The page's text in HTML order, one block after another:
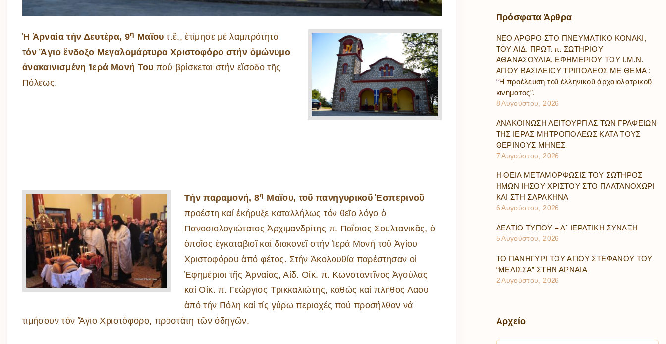
Ἡ Ἀρναία τήν Δευτέρα, 9η Μαΐου τ.ἔ., ἐτίμησε μέ λαμπρότητα
τόν Ἅγιο ἔνδοξο Μεγαλομάρτυρα Χριστοφόρο στήν ὁμώνυμο
ἀνακαινισμένη Ἱερά Μονή Του πού βρίσκεται στήν εἴσοδο τῆς
Πόλεως.
Τήν παραμονή, 8η Μαΐου, τοῦ πανηγυρικοῦ Ἑσπερινοῦ
προέστη καί ἐκήρυξε καταλλήλως τόν θεῖο λόγο ὁ
Πανοσιολογιώτατος Ἀρχιμανδρίτης π. Παΐσιος Σουλτανικᾶς, ὁ
ὁποῖος ἐγκαταβιοῖ καί διακονεῖ στήν Ἱερά Μονή τοῦ Ἁγίου
Χριστοφόρου ἀπό φέτος. Στήν Ἀκολουθία παρέστησαν οἱ
Ἐφημέριοι τῆς Ἀρναίας, Αἰδ. Οἰκ. π. Κωνσταντῖνος Ἀγούλας
καί Οἰκ. π. Γεώργιος Τρικκαλιώτης, καθώς καί πλῆθος Λαοῦ
ἀπό τήν Πόλη καί τίς γύρω περιοχές πού προσήλθαν νά
τιμήσουν τόν Ἅγιο Χριστόφορο, προστάτη τῶν ὀδηγῶν.
Πρόσφατα Άρθρα
ΝΕΟ ΑΡΘΡΟ ΣΤΟ ΠΝΕΥΜΑΤΙΚΟ ΚΟΝΑΚΙ,
ΤΟΥ ΑΙΔ. ΠΡΩΤ. π. ΣΩΤΗΡΙΟΥ
ΑΘΑΝΑΣΟΥΛΙΑ, ΕΦΗΜΕΡΙΟΥ ΤΟΥ Ι.Μ.Ν.
ΑΓΙΟΥ ΒΑΣΙΛΕΙΟΥ ΤΡΙΠΟΛΕΩΣ ΜΕ ΘΕΜΑ :
“Ἡ προέλευση τοῦ ἑλληνικοῦ ἀρχαιολατρικοῦ
κινήματος”.
8 Αυγούστου, 2026
ΑΝΑΚΟΙΝΩΣΗ ΛΕΙΤΟΥΡΓΙΑΣ ΤΩΝ ΓΡΑΦΕΙΩΝ
ΤΗΣ ΙΕΡΑΣ ΜΗΤΡΟΠΟΛΕΩΣ ΚΑΤΑ ΤΟΥΣ
ΘΕΡΙΝΟΥΣ ΜΗΝΕΣ
7 Αυγούστου, 2026
Η ΘΕΙΑ ΜΕΤΑΜΟΡΦΩΣΙΣ ΤΟΥ ΣΩΤΗΡΟΣ
ΗΜΩΝ ΙΗΣΟΥ ΧΡΙΣΤΟΥ ΣΤΟ ΠΛΑΤΑΝΟΧΩΡΙ
ΚΑΙ ΣΤΗ ΣΑΡΑΚΗΝΑ
6 Αυγούστου, 2026
ΔΕΛΤΙΟ ΤΥΠΟΥ – Α΄ ΙΕΡΑΤΙΚΗ ΣΥΝΑΞΗ
5 Αυγούστου, 2026
ΤΟ ΠΑΝΗΓΥΡΙ ΤΟΥ ΑΓΙΟΥ ΣΤΕΦΑΝΟΥ ΤΟΥ
“ΜΕΛΙΣΣΑ” ΣΤΗΝ ΑΡΝΑΙΑ
2 Αυγούστου, 2026
Αρχείο